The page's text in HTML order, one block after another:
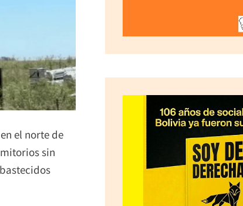
el norte de
sin